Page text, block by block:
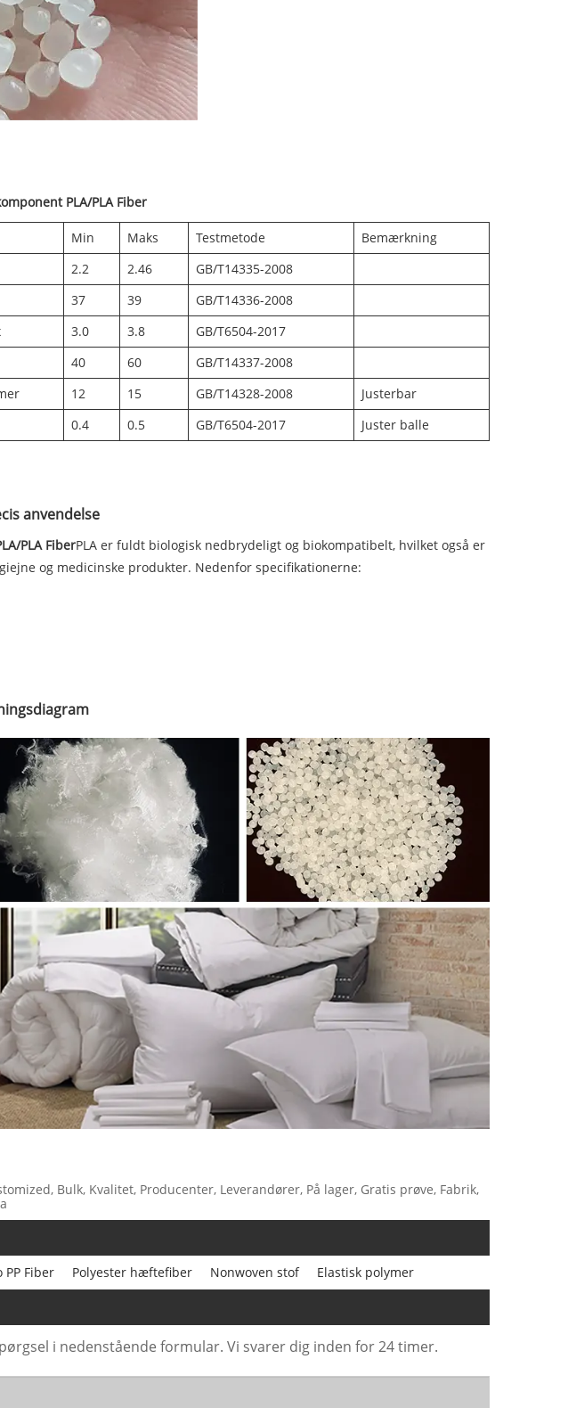
PLA/PLA Fiber
Min Maks Testmetode
Bemærkning
2.2 2.46
GB/T14335-2008
37 39
GB/T14336-2008
3.0 3.8
GB/T6504-2017
40 60
GB/T14337-2008
12 15 GB/T14328-2008
Justerbar
0.4 0.5 GB/T6504-2017 Juster balle
anvendelse
PLA FiberPLA er fuldt biologisk nedbrydeligt og biokompatibelt, hvilket også er
og medicinske produkter. Nedenfor specifikationerne:
Bulk, Kvalitet, Producenter, Leverandører, På lager, Gratis prøve, Fabrik,
PP Fiber Polyester hæftefiber Nonwoven stof Elastisk polymer
i nedenstående formular. Vi svarer dig inden for 24 timer.